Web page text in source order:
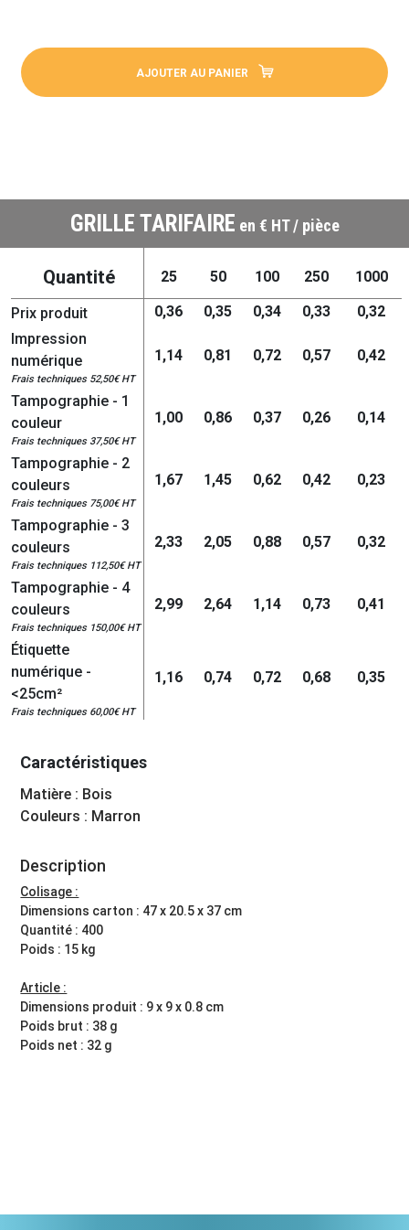
AJOUTER AU PANIER
GRILLE TARIFAIRE en € HT / pièce
Quantité 25 50 100 250 1000
Prix produit 0,36 0,35 0,34 0,33
0,32
Impression
numérique
Frais techniques 52,50€ HT
1,14 0,81 0,72 0,57 0,42
Tampographie - 1
couleur
Frais techniques 37,50€ HT
1,00 0,86 0,37 0,26 0,14
Tampographie - 2
couleurs
Frais techniques 75,00€ HT
1,67 1,45 0,62 0,42 0,23
Tampographie - 3
couleurs
Frais techniques 112,50€ HT
2,33 2,05 0,88 0,57 0,32
Tampographie - 4
couleurs
Frais techniques 150,00€ HT
2,99 2,64 1,14 0,73 0,41
Étiquette
numérique -
<25cm²
Frais techniques 60,00€ HT
1,16 0,74 0,72 0,68 0,35
Caractéristiques
Matière : Bois
Couleurs : Marron
Description
Colisage :
Dimensions carton : 47 x 20.5 x 37 cm
Quantité : 400
Poids : 15 kg
Article :
Dimensions produit : 9 x 9 x 0.8 cm
Poids brut : 38 g
Poids net : 32 g